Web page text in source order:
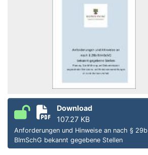
Download
107.27 KB
Anforderungen und Hinweise an nach § 29b
BImSchG bekannt gegebene Stellen